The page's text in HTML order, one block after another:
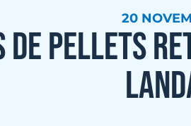
20
DE PELLETS